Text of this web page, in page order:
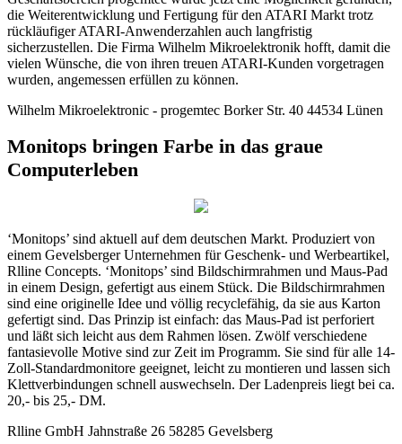
die Weiterentwicklung und Fertigung für den ATARI Markt trotz
rückläufiger ATARI-Anwenderzahlen auch langfristig
sicherzustellen. Die Firma Wilhelm Mikroelektronik hofft, damit die
vielen Wünsche, die von ihren treuen ATARI-Kunden vorgetragen
wurden, angemessen erfüllen zu können.
Wilhelm Mikroelektronic - progemtec Borker Str. 40 44534 Lünen
Monitops bringen Farbe in das graue
Computerleben
‘Monitops’ sind aktuell auf dem deutschen Markt. Produziert von
einem Gevelsberger Unternehmen für Geschenk- und Werbeartikel,
Rlline Concepts. ‘Monitops’ sind Bildschirmrahmen und Maus-Pad
in einem Design, gefertigt aus einem Stück. Die Bildschirmrahmen
sind eine originelle Idee und völlig recyclefähig, da sie aus Karton
gefertigt sind. Das Prinzip ist einfach: das Maus-Pad ist perforiert
und läßt sich leicht aus dem Rahmen lösen. Zwölf verschiedene
fantasievolle Motive sind zur Zeit im Programm. Sie sind für alle 14-
Zoll-Standardmonitore geeignet, leicht zu montieren und lassen sich
Klettverbindungen schnell auswechseln. Der Ladenpreis liegt bei ca.
20,- bis 25,- DM.
Rlline GmbH Jahnstraße 26 58285 Gevelsberg